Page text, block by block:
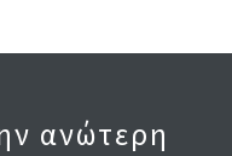
ανώτερη